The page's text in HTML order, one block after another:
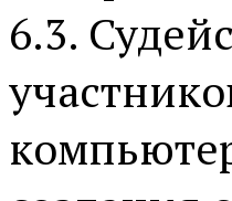
6.3.